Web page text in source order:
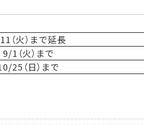
（火）まで延長
9/1（火）まで
25（日）まで